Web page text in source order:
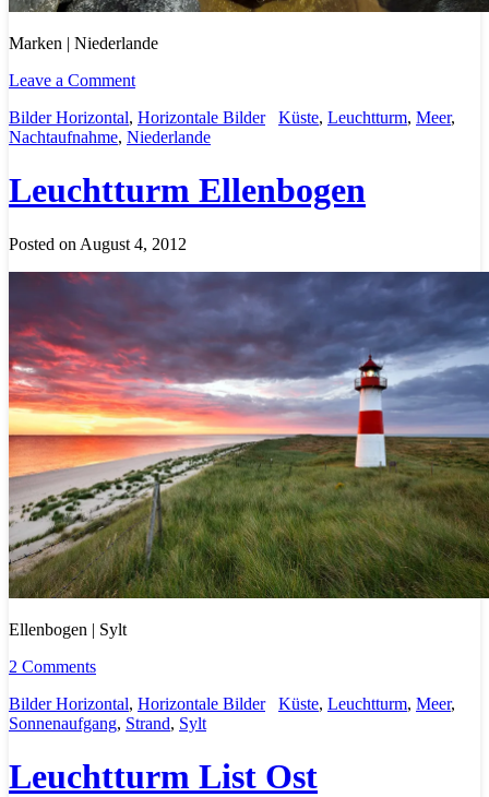
Marken | Niederlande
Leave a Comment
Bilder Horizontal, Horizontale Bilder Küste, Leuchtturm, Meer,
Nachtaufnahme, Niederlande
Leuchtturm Ellenbogen
Posted on August 4, 2012
Ellenbogen | Sylt
2 Comments
Bilder Horizontal, Horizontale Bilder Küste, Leuchtturm, Meer,
Sonnenaufgang, Strand, Sylt
Leuchtturm List Ost